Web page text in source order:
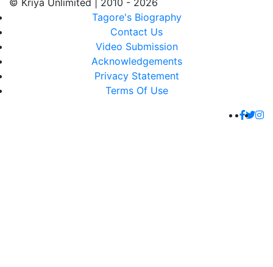
© Kriya Unlimited | 2010 - 2026
Tagore's Biography
Contact Us
Video Submission
Acknowledgements
Privacy Statement
Terms Of Use